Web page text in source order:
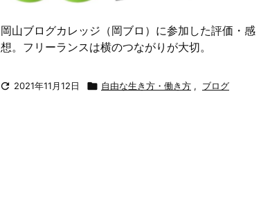
岡山ブログカレッジ（岡ブロ）に参加した評価・感
想。フリーランスは横のつながりが大切。
 2021年11月12日  自由な生き方・働き方 , ブログ